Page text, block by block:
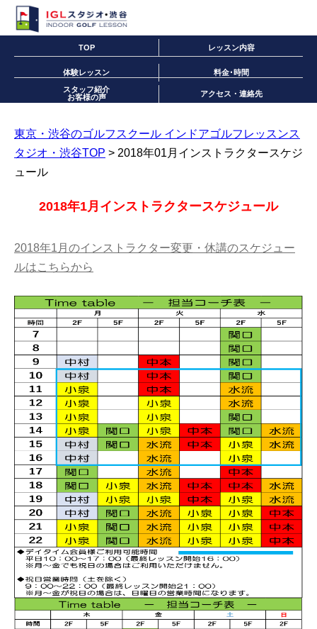
TOP レッスン内容
体験レッスン
料金･時間
スタッフ紹介
お客様の声
アクセス・連絡先
東京・渋谷のゴルフスクール インドアゴルフレッスンス
タジオ・渋谷TOP > 2018年01月インストラクタースケジ
ュール
2018年1月インストラクタースケジュール
2018年1月のインストラクター変更・休講のスケジュー
ルはこちらから